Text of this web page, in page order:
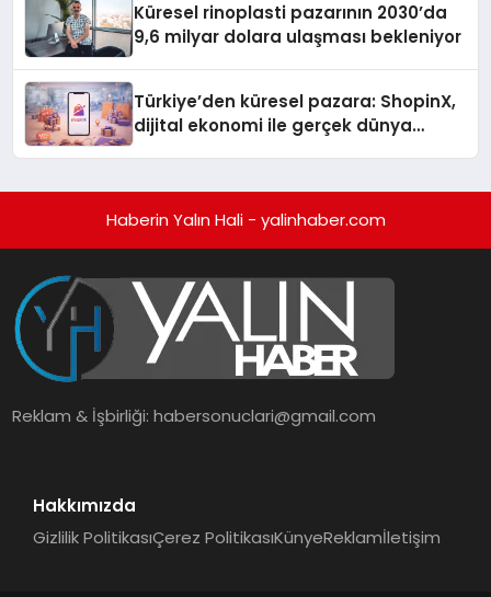
Küresel rinoplasti pazarının 2030’da
9,6 milyar dolara ulaşması bekleniyor
Türkiye’den küresel pazara: ShopinX,
dijital ekonomi ile gerçek dünya
Haberin Yalın Hali - yalinhaber.com
Reklam & İşbirliği:habersonuclari@gmail.com
Hakkımızda
Gizlilik PolitikasıÇerez PolitikasıKünyeReklamİletişim